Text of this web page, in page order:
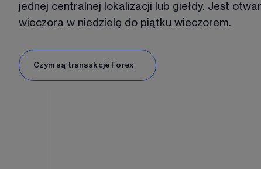
jednej centralnej lokalizacji lub giełdy. Jest
wieczora w niedzielę do piątku wieczorem.
Czym są transakcje Forex